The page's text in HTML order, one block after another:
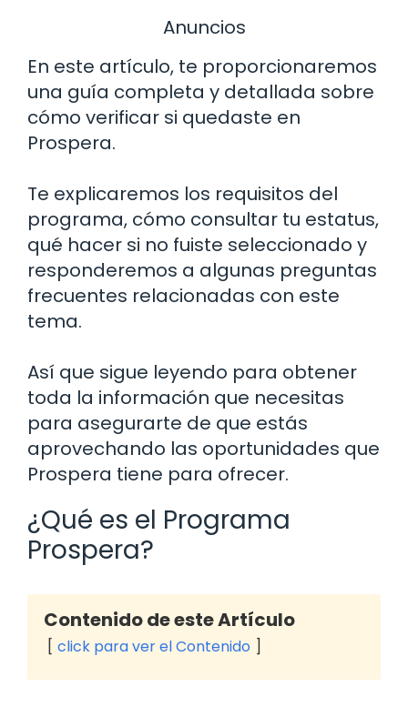
Anuncios
En este artículo, te proporcionaremos
una guía completa y detallada sobre
cómo verificar si quedaste en
Prospera.
Te explicaremos los requisitos del
programa, cómo consultar tu estatus,
qué hacer si no fuiste seleccionado y
responderemos a algunas preguntas
frecuentes relacionadas con este
tema.
Así que sigue leyendo para obtener
toda la información que necesitas
para asegurarte de que estás
aprovechando las oportunidades que
Prospera tiene para ofrecer.
¿Qué es el Programa
Prospera?
Contenido de este Artículo
click para ver el Contenido